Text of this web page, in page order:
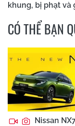
khung, bị phạt và
CÓ THỂ BẠN
Nissan